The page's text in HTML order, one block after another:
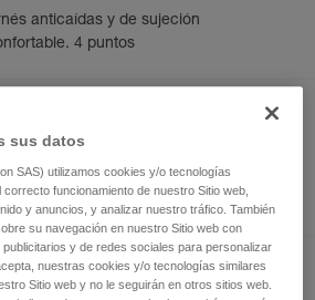
anticaídas y de sujeción
4 puntos
®LIGHT versión
anticaídas y de sujeción
4 puntos
sus datos
SAS) utilizamos cookies y/o tecnologías
funcionamiento de nuestro Sitio web,
y anuncios, y analizar nuestro tráfico. También
su navegación en nuestro Sitio web con
y de redes sociales para personalizar
nuestras cookies y/o tecnologías similares
Sitio web y no le seguirán en otros sitios web.